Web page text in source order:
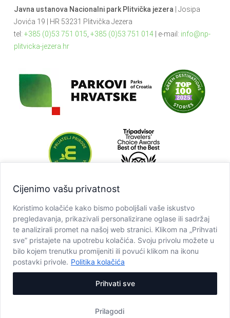
Cijenimo vašu privatnost
Koristimo kolačiće kako bismo poboljšali vaše iskustvo
pregledavanja, prikazivali personalizirane oglase ili sadržaj
te analizirali promet na našoj web stranici. Klikom na „Prihvati
sve” pristajete na upotrebu kolačića. Svoju privolu možete u
bilo kojem trenutku promijeniti ili povući klikom na ikonu
postavki privole. Politika kolačića
Prilagodi
Prihvati sve
Javna ustanova Nacionalni park Plitvička jezera | Josipa
Jovića 19 | HR 53231 Plitvička Jezera
tel: +385 (0)53 751 015 +385 (0)53 751 014| e-mail: info@np-
plitvicka-jezera.hr
Copyright © JU NP Plitvička jezera, 2025.